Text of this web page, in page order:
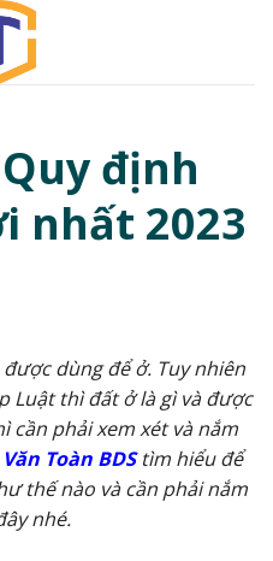
định
nhất 2023
dùng để ở. Tuy nhiên
Luật thì đất ở là gì và được
cần phải xem xét và nắm
Toàn BDStìm hiểu để
thế nào và cần phải nắm
nhé.